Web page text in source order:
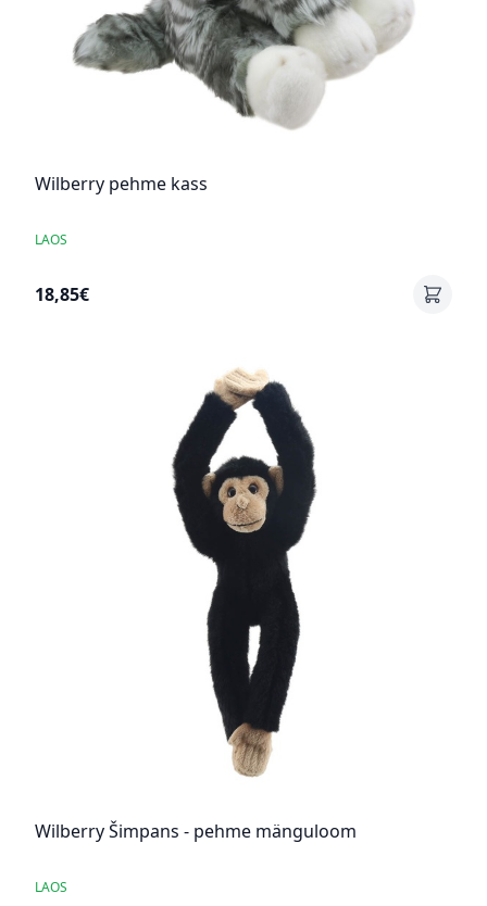
Wilberry pehme kass
LAOS
18,85€
Wilberry Šimpans - pehme mänguloom
LAOS